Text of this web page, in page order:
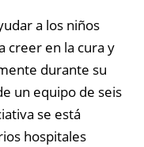
a los niños
creer en la cura y
durante su
un equipo de seis
se está
hospitales